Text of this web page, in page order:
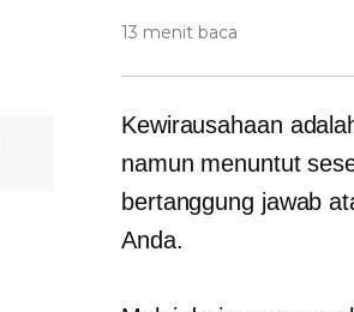
13 menit baca
Kewirausahaan
namun menuntut
bertanggung jawab
Anda.